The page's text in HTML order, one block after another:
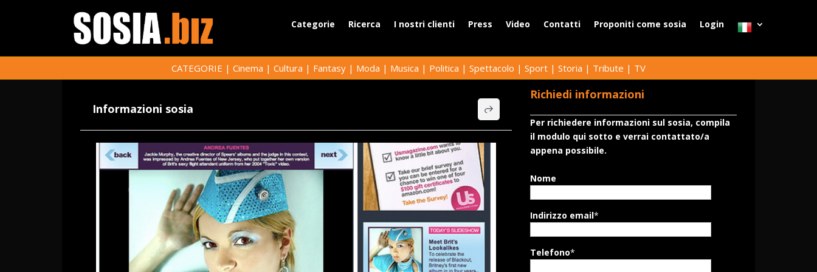
Categorie Ricerca I nostri clienti Press Video Contatti Proponiti come sosia Login
CATEGORIE | Cinema | Cultura | Fantasy | Moda | Musica | Politica | Spettacolo | Sport | Storia | Tribute | TV
Informazioni sosia
Richiedi informazioni
Per richiedere informazioni sul sosia, compila
il modulo qui sotto e verrai contattato/a
appena possibile.
Nome
Indirizzo email*
Telefono*